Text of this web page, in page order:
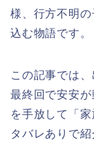
様、行方不明
込む物語です。
この記事では
最終回で安安
を手放して「
タバレありで紹